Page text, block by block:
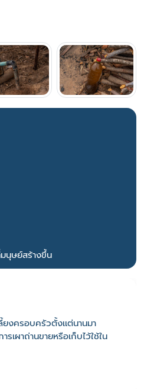
นุษย์สร้างขึ้น
งครอบครัวตั้งเเต่นานมา
เผาถ่านขายหรือเก็บไว้ใช้ใน